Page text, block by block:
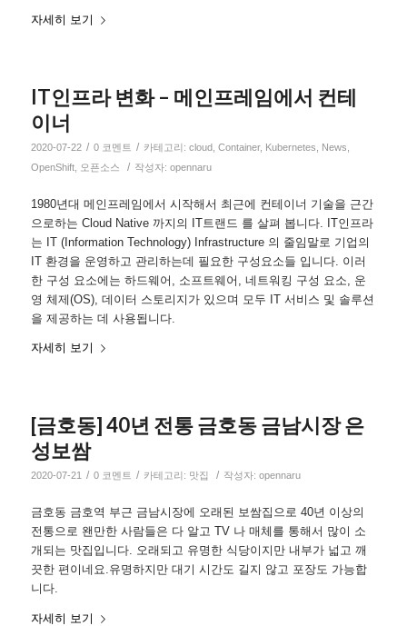
자세히 보기
IT인프라 변화 – 메인프레임에서 컨테
이너
2020-07-22 / 0 코멘트 / 카테고리: cloud Container, Kubernetes News
OpenShift, 오픈소스 / 작성자: opennaru
1980년대 메인프레임에서 시작해서 최근에 컨테이너 기술을 근간
으로하는 Cloud Native 까지의 IT트랜드 를 살펴 봅니다. IT인프라
는 IT (Information Technology) Infrastructure 의 줄임말로 기업의
IT 환경을 운영하고 관리하는데 필요한 구성요소들 입니다. 이러
한 구성 요소에는 하드웨어, 소프트웨어, 네트워킹 구성 요소, 운
영 체제(OS), 데이터 스토리지가 있으며 모두 IT 서비스 및 솔루션
을 제공하는 데 사용됩니다.
자세히 보기
[금호동] 40년 전통 금호동 금남시장 은
성보쌈
2020-07-21 / 0 코멘트 / 카테고리: 맛집 / 작성자: opennaru
금호동 금호역 부근 금남시장에 오래된 보쌈집으로 40년 이상의
전통으로 왠만한 사람들은 다 알고 TV 나 매체를 통해서 많이 소
개되는 맛집입니다. 오래되고 유명한 식당이지만 내부가 넓고 깨
끗한 편이네요.유명하지만 대기 시간도 길지 않고 포장도 가능합
니다.
자세히 보기